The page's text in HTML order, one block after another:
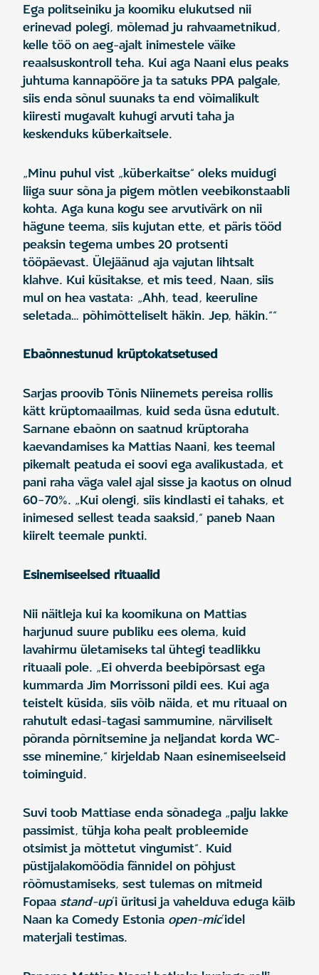
Ega politseiniku ja koomiku elukutsed nii
erinevad polegi, mõlemad ju rahvaametnikud,
kelle töö on aeg-ajalt inimestele väike
reaalsuskontroll teha. Kui aga Naani elus peaks
juhtuma kannapööre ja ta satuks PPA palgale,
siis enda sõnul suunaks ta end võimalikult
kiiresti mugavalt kuhugi arvuti taha ja
keskenduks küberkaitsele.
„Minu puhul vist „küberkaitse“ oleks muidugi
liiga suur sõna ja pigem mõtlen veebikonstaabli
kohta. Aga kuna kogu see arvutivärk on nii
hägune teema, siis kujutan ette, et päris tööd
peaksin tegema umbes 20 protsenti
tööpäevast. Ülejäänud aja vajutan lihtsalt
klahve. Kui küsitakse, et mis teed, Naan, siis
mul on hea vastata: „Ahh, tead, keeruline
seletada… põhimõtteliselt häkin. Jep, häkin.““
Ebaõnnestunud krüptokatsetused
Sarjas proovib Tõnis Niinemets pereisa rollis
kätt krüptomaailmas, kuid seda üsna edutult.
Sarnane ebaõnn on saatnud krüptoraha
kaevandamises ka Mattias Naani, kes teemal
pikemalt peatuda ei soovi ega avalikustada, et
pani raha väga valel ajal sisse ja kaotus on olnud
60–70%. „Kui olengi, siis kindlasti ei tahaks, et
inimesed sellest teada saaksid,“ paneb Naan
kiirelt teemale punkti.
Esinemiseelsed rituaalid
Nii näitleja kui ka koomikuna on Mattias
harjunud suure publiku ees olema, kuid
lavahirmu ületamiseks tal ühtegi teadlikku
rituaali pole. „Ei ohverda beebipõrsast ega
kummarda Jim Morrissoni pildi ees. Kui aga
teistelt küsida, siis võib näida, et mu rituaal on
rahutult edasi-tagasi sammumine, närviliselt
põranda põrnitsemine ja neljandat korda WC-
sse minemine,“ kirjeldab Naan esinemiseelseid
toiminguid.
Suvi toob Mattiase enda sõnadega „palju lakke
passimist, tühja koha pealt probleemide
otsimist ja mõttetut vingumist“. Kuid
püstijalakomöödia fännidel on põhjust
rõõmustamiseks, sest tulemas on mitmeid
Fopaastand-up’i üritusi ja vahelduva eduga käib
Naan ka Comedy Estonia open-mic’idel
materjali testimas.